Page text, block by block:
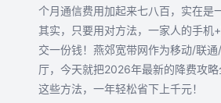
个月通信费用加起来七八百，实在是
其实，只要用对方法，一家人的手机
交一份钱！燕郊宽带网作为移动/联
厅，今天就把2026年最新的降费攻
这些方法，一年轻松省下上千元！